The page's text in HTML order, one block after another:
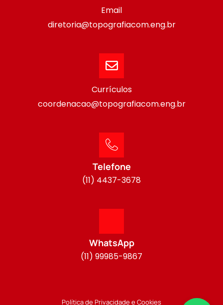
Email
diretoria@topografiacom.eng.br
Currículos
coordenacao@topografiacom.eng.br
Telefone
(11) 4437-3678
WhatsApp
(11) 99985-9867
Política de Privacidade e Cookies